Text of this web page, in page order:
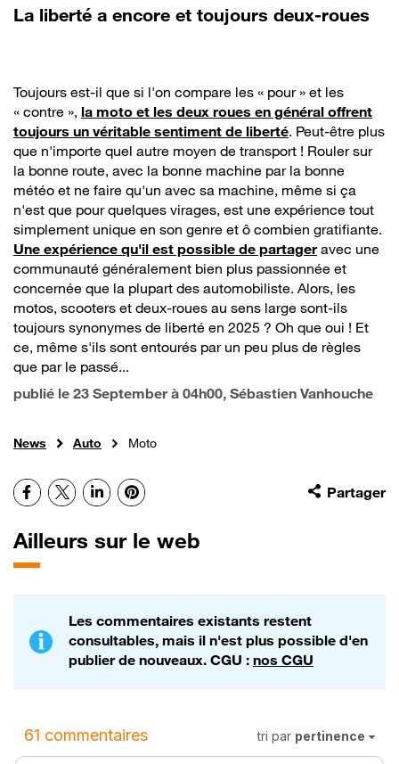
La liberté a encore et toujours deux-roues
Toujours est-il que si l'on compare les « pour » et les
« contre », la moto et les deux roues en général offrent
toujours un véritable sentiment de liberté. Peut-être plus
que n'importe quel autre moyen de transport ! Rouler sur
la bonne route, avec la bonne machine par la bonne
météo et ne faire qu'un avec sa machine, même si ça
n'est que pour quelques virages, est une expérience tout
simplement unique en son genre et ô combien gratifiante.
Une expérience qu'il est possible de partageravec une
communauté généralement bien plus passionnée et
concernée que la plupart des automobiliste. Alors, les
motos, scooters et deux-roues au sens large sont-ils
toujours synonymes de liberté en 2025 ? Oh que oui ! Et
ce, même s'ils sont entourés par un peu plus de règles
que par le passé...
publié le 23 September à 04h00, Sébastien Vanhouche
News Auto Moto
Partager
Facebook
X LinkedInPinterest
Ailleurs sur le web
Les commentaires existants restent
consultables, mais il n'est plus possible d'en
publier de nouveaux. CGU : nos CGU